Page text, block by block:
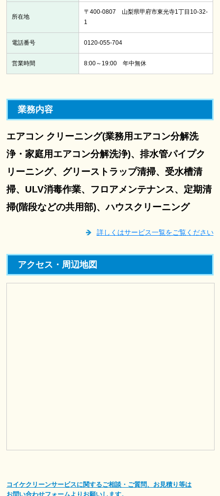
所在地
〒400-0807 山梨県甲府市東光寺1丁目10-32-
1
電話番号 0120-055-704
営業時間 8:00～19:00 年中無休
業務内容
エアコン クリーニング(業務用エアコン分解洗
浄・家庭用エアコン分解洗浄)、排水管パイプク
リーニング、グリーストラップ清掃、受水槽清
掃、ULV消毒作業、フロアメンテナンス、定期清
掃(階段などの共用部)、ハウスクリーニング
詳しくはサービス一覧をご覧ください
アクセス・周辺地図
コイケクリーンサービスに関するご相談・ご質問、お見積り等は
お問い合わせフォームよりお願いします。